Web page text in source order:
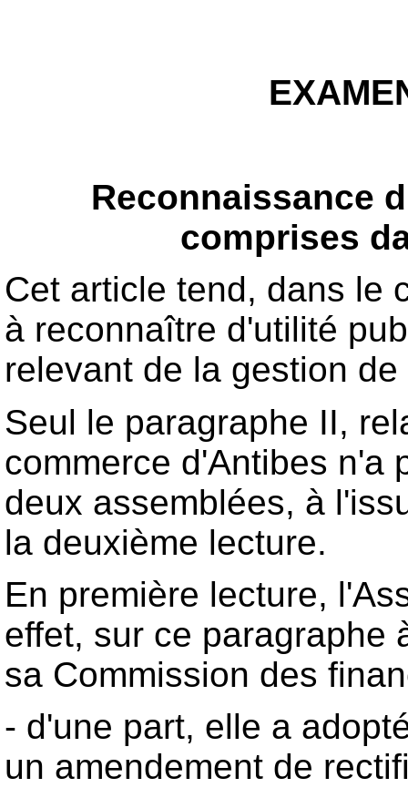
Reconnaissance
comprises
Cet article tend, dans le
à reconnaître d'utilité
relevant de la gestion de
Seul le paragraphe II,
commerce d'Antibes n'a
deux assemblées, à
la deuxième lecture.
En première lecture,
effet, sur ce paragraphe
sa Commission des
- d'une part, elle a
un amendement de